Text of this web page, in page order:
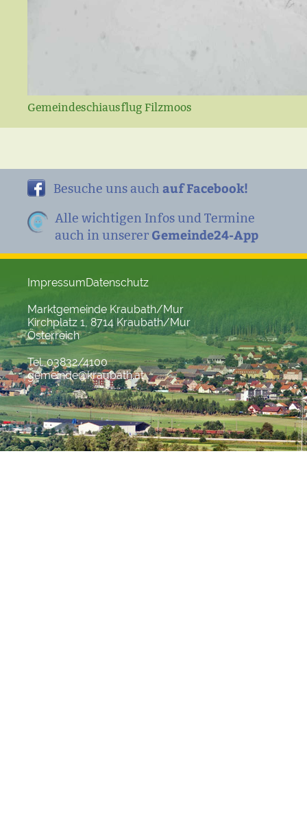
Gemeindeschiausflug Filzmoos
Besuche uns auch auf Facebook!
Alle wichtigen Infos und Termine
auch in unserer Gemeinde24-App
ImpressumDatenschutz
Marktgemeinde Kraubath/Mur
Kirchplatz 1, 8714 Kraubath/Mur
Österreich
Tel. 03832/4100
gemeinde@kraubath.at